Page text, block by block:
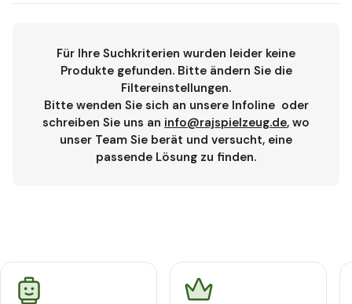
Für Ihre Suchkriterien wurden leider keine
Produkte gefunden. Bitte ändern Sie die
Filtereinstellungen.
Bitte wenden Sie sich an unsere Infoline oder
schreiben Sie uns an info@rajspielzeug.de, wo
unser Team Sie berät und versucht, eine
passende Lösung zu finden.